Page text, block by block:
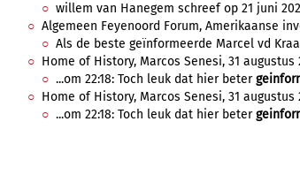
willem van Hanegem schreef op 21 juni
Algemeen Feyenoord Forum, Amerikaanse
Als de beste geïnformeerde Marcel vd
Home of History, Marcos Senesi, 31 augustus
...om 22:18: Toch leuk dat hier beter
Home of History, Marcos Senesi, 31 augustus
...om 22:18: Toch leuk dat hier beter